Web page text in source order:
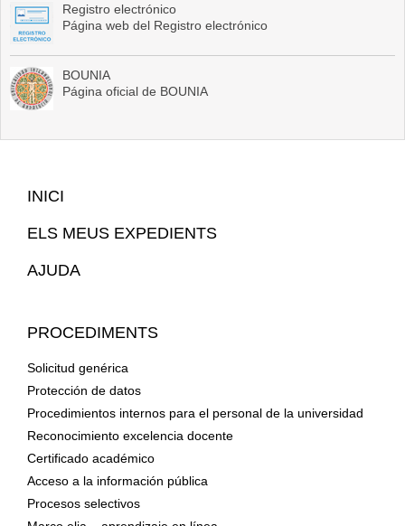
Registro electrónico
Página web del Registro electrónico
BOUNIA
Página oficial de BOUNIA
Mapa
Web
INICI
ELS MEUS EXPEDIENTS
AJUDA
PROCEDIMENTS
Solicitud genérica
Protección de datos
Procedimientos internos para el personal de la universidad
Reconocimiento excelencia docente
Certificado académico
Acceso a la información pública
Procesos selectivos